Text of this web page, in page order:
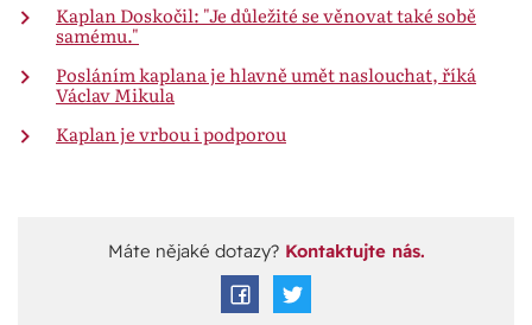
Kaplan Doskočil: "Je důležité se věnovat také sobě
samému."
Posláním kaplana je hlavněumět naslouchat, říká
Václav Mikula
Kaplan je vrbou i podporou
Máte nějaké dotazy?Kontaktujte nás.